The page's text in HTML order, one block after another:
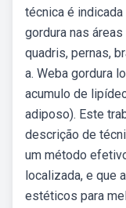
técnica é
gordura nas
quadris, pernas,
a. Weba gordura
acumulo de
adiposo). Este
descrição de
um método
localizada, e que
estéticos para